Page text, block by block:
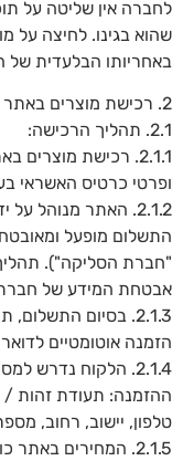
לחברה אין שליטה על
שהוא בגינו. לחיצה
באחריותו הבלעדית של
2. רכישת מוצרים באתר ומדיניות ביטול עסקה
2.1. תהליך הרכישה:
2.1.1. רכישת
ופרטי כרטיס האשראי
התשלום מופעל
"חברת הסליקה").
אבטחת המידע של
2.1.3. בסיום
הזמנה אוטומטיים
2.1.4. הלקוח נדרש
ההזמנה: תעודת זהות
טלפון, יישוב, רחוב,
2.1.5. המחירים באתר כוללים מע"מ כחוק.